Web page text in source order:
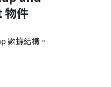
件
數據結構。